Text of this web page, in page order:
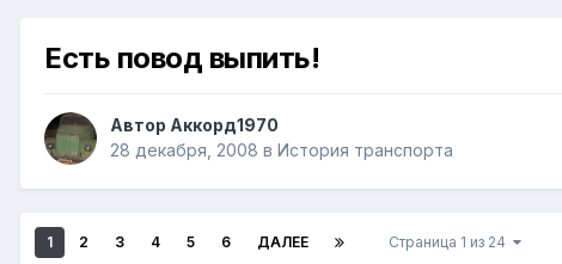
Есть повод выпить!
Автор Аккорд1970
28 декабря, 2008 в История транспорта
1 2 3 4 5 6 ДАЛЕЕ Страница 1 из 24